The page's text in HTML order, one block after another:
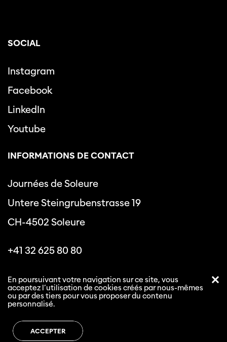
SOCIAL
Instagram
Facebook
LinkedIn
Youtube
INFORMATIONS DE CONTACT
Journées de Soleure
Untere Steingrubenstrasse 19
CH-4502 Soleure
+41 32 625 80 80
Les journées de Soleure © 2026. Tous droits réservés.
En poursuivant votre navigation sur ce site, vous
acceptez l’utilisation de cookies créés par nous-mêmes
ou par des tiers pour vous proposer du contenu
personnalisé.
ACCEPTER